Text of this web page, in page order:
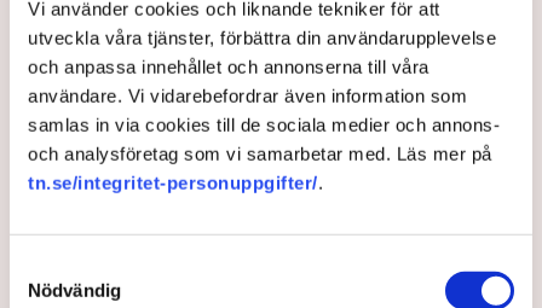
Vi använder cookies och liknande tekniker för att
utveckla våra tjänster, förbättra din användarupplevelse
och anpassa innehållet och annonserna till våra
användare. Vi vidarebefordrar även information som
samlas in via cookies till de sociala medier och annons-
och analysföretag som vi samarbetar med. Läs mer på
tn.se/integritet-personuppgifter/.
Nödvändig
på agerande mot aktivistaktionerna vid
torvtäkten i Grimsås. ”Det har gjorts
både avvisanden, avlägsnanden och
gripanden”, säger Anna-Lena Mann,
polisinspektör i region Väst, till TN.
Torvtäkten i Grimsås i Tranemo kommun har sedan 28
efter att aktivister har klättrat upp på
torvproducenten